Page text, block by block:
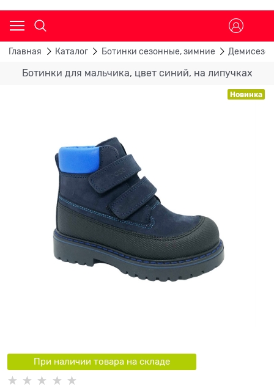
Главная Каталог Ботинки сезонные, зимние
Ботинки для мальчика, цвет синий, на липучках
Новинка
При наличии товара на складе